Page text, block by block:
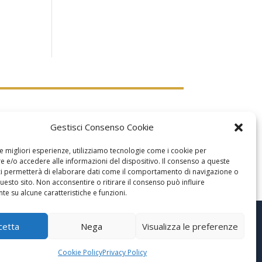
Gestisci Consenso Cookie
migliori esperienze, utilizziamo tecnologie come i cookie per
e/o accedere alle informazioni del dispositivo. Il consenso a queste
permetterà di elaborare dati come il comportamento di navigazione o
sito. Non acconsentire o ritirare il consenso può influire
su alcune caratteristiche e funzioni.
Nega Visualizza le preferenze
Cookie PolicyPrivacy Policy